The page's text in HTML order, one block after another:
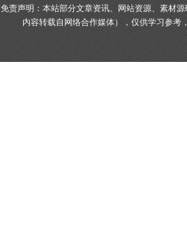
免责声明：本站部分文章资讯、网站资源、素材
内容转载自网络合作媒体），仅供学习参